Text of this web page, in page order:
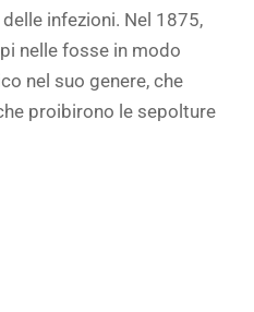
infezioni. Nel 1875,
nelle fosse in modo
nel suo genere, che
proibirono le sepolture